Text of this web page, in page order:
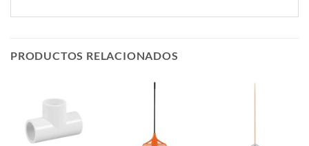
PRODUCTOS RELACIONADOS